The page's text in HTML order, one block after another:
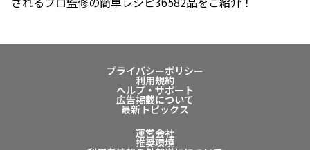
プライバシーポリシー
利用規約
ヘルプ・サポート
広告掲載について
最新トピックス
運営会社
推奨環境